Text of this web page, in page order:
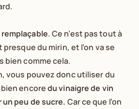
. Ce n’est pas tout à
presque du mirin, et l’on va se
bien comme cela.
vous pouvez donc utiliser du
encoredu vinaigre de vin
peu de sucre. Car ce que l’on